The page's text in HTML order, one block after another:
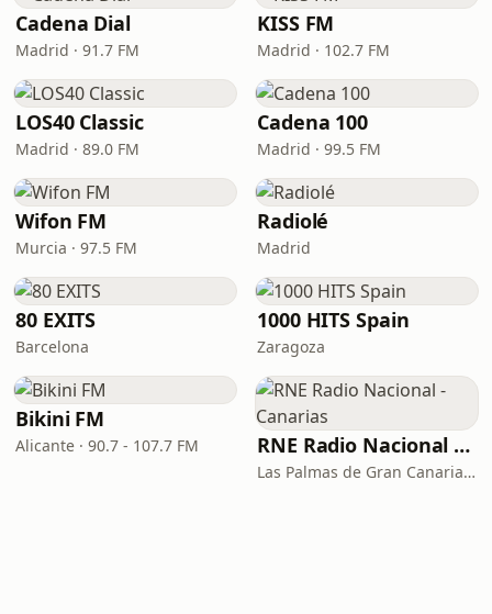
Cadena Dial
Madrid · 91.7 FM
KISS FM
Madrid · 102.7 FM
LOS40 Classic
Madrid · 89.0 FM
Cadena 100
Madrid · 99.5 FM
Wifon FM
Murcia · 97.5 FM
Radiolé
Madrid
80 EXITS
Barcelona
1000 HITS Spain
Zaragoza
Bikini FM
Alicante · 90.7 - 107.7 FM RNE Radio Nacional - Canarias
Las Palmas de Gran Canaria · 92.8 FM